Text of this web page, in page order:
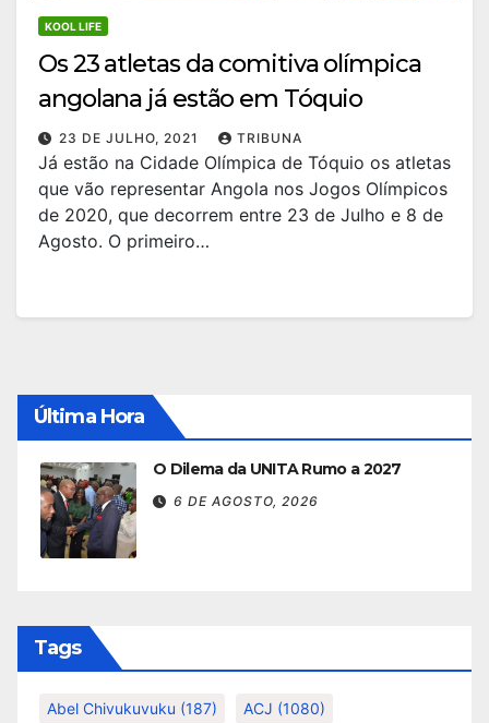
KOOL LIFE
Os 23 atletas da comitiva olímpica
angolana já estão em Tóquio
23 DE JULHO, 2021 TRIBUNA
Já estão na Cidade Olímpica de Tóquio os atletas
que vão representar Angola nos Jogos Olímpicos
de 2020, que decorrem entre 23 de Julho e 8 de
Agosto. O primeiro…
Última Hora
O Dilema da UNITA Rumo a 2027
6 DE AGOSTO, 2026
Tags
Abel Chivukuvuku (187) ACJ (1080)